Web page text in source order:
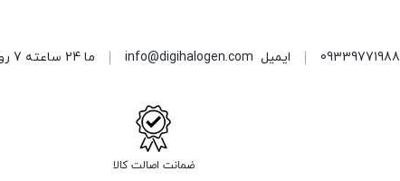
09339771988 ایمیل info@digihalogen.com ما 24 ساعته 7 روز هفته پاسخگوی شما هستیم
ضمانت اصالت کالا